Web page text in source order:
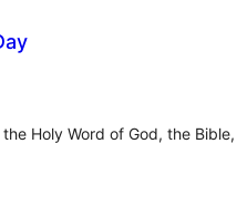
Holy Word of God, the